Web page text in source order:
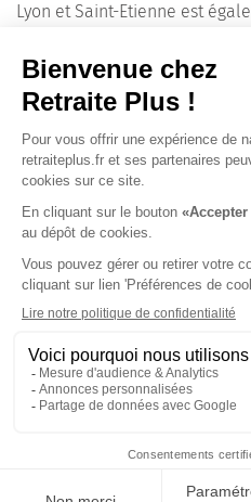
Lyon et Saint-Etienne est
leurs proches.
Pélussinest donc une
et épanouissante. Entre
qualité, la ville a tout pour
familles.
SUIVEZ-NOUS SUR :
Protection données
Nous vous informons de
au démarchage
© 2026 Retraite Plus - Tous